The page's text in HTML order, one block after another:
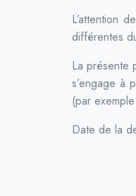
L’attention
différentes
La présente
s’engage à
(par
Date de la